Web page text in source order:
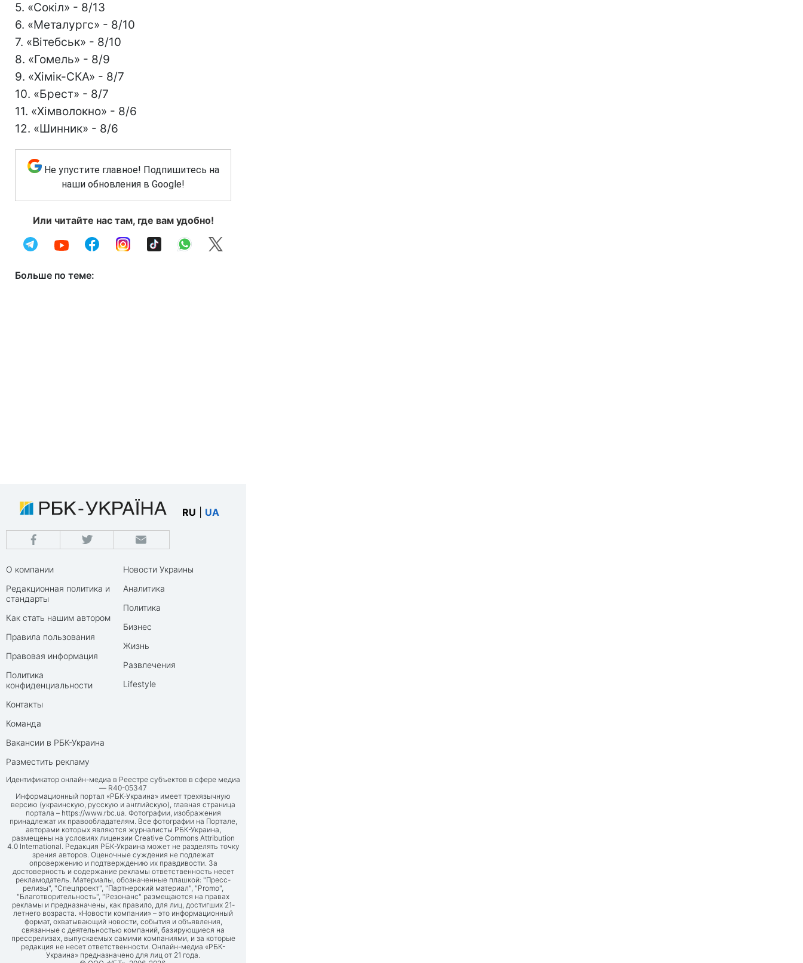
5. «Сокіл» - 8/13
6. «Металургс» - 8/10
7. «Вітебськ» - 8/10
8. «Гомель» - 8/9
9. «Хімік-СКА» - 8/7
10. «Брест» - 8/7
11. «Хімволокно» - 8/6
12. «Шинник» - 8/6
Не упустите главное! Подпишитесь на
наши обновления в Google!
Или читайте нас там, где вам удобно!
Больше по теме:
RU UA
О компании
Редакционная политика и
стандарты
Как стать нашим автором
Правила пользования
Правовая информация
Политика
конфиденциальности
Контакты
Команда
Вакансии в РБК-Украина
Разместить рекламу
Новости Украины
Аналитика
Политика
Бизнес
Жизнь
Развлечения
Lifestyle
Идентификатор онлайн-медиа в Реестре субъектов в сфере медиа
— R40-05347
Информационный портал «РБК-Украина» имеет трехязычную
версию (украинскую, русскую и английскую), главная страница
портала – https://www.rbc.ua. Фотографии, изображения
принадлежат их правообладателям. Все фотографии на Портале,
авторами которых являются журналисты РБК-Украина,
размещены на условиях лицензии Creative Commons Attribution
4.0 International. Редакция РБК-Украина может не разделять точку
зрения авторов. Оценочные суждения не подлежат
опровержению и подтверждению их правдивости. За
достоверность и содержание рекламы ответственность несет
рекламодатель. Материалы, обозначенные плашкой: "Пресс-
релизы", "Спецпроект", "Партнерский материал", "Promo",
"Благотворительность", "Резонанс" размещаются на правах
рекламы и предназначены, как правило, для лиц, достигших 21-
летнего возраста. «Новости компании» – это информационный
формат, охватывающий новости, события и объявления,
связанные с деятельностью компаний, базирующиеся на
прессрелизах, выпускаемых самими компаниями, и за которые
редакция не несет ответственности. Онлайн-медиа «РБК-
Украина» предназначено для лиц от 21 года.